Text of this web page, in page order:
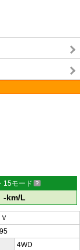
15モード
-km/L
4WD